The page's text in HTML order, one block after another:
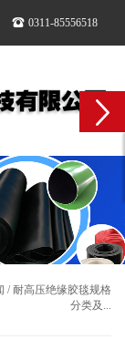
0311-85556518
/耐高压绝缘胶毯规格
分类及...